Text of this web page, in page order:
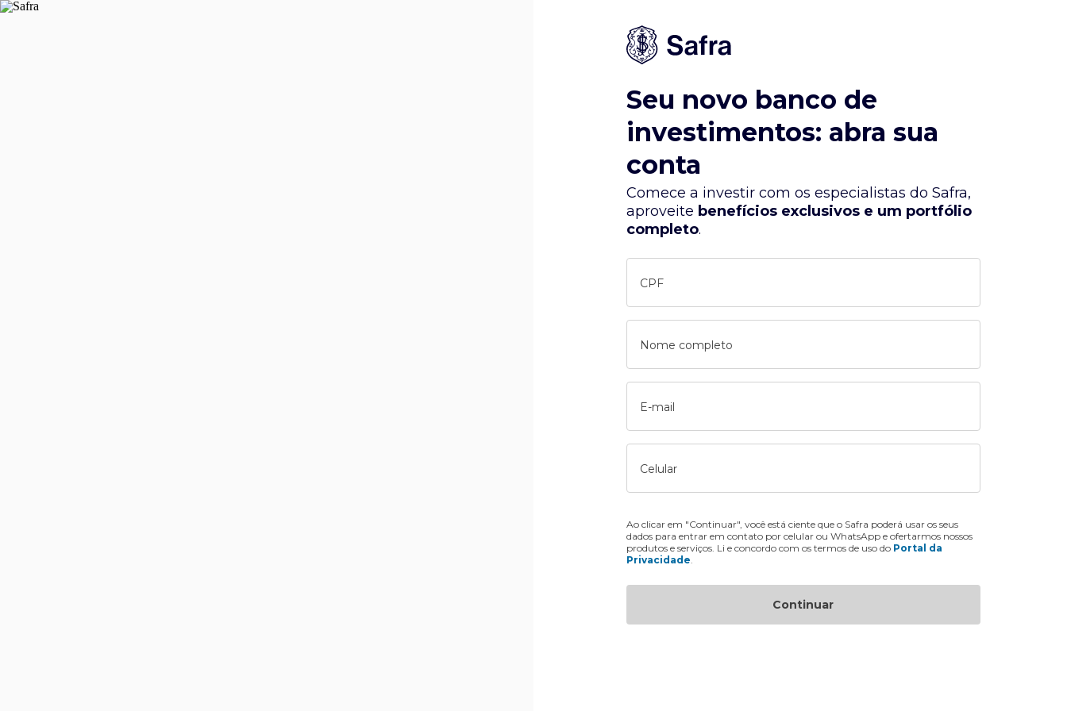
Seu novo banco de
investimentos: abra sua
conta
Comece a investir com os especialistas do Safra,
aproveite benefícios exclusivos e um portfólio
completo.
CPF
Nome completo
E-mail
Celular
Ao clicar em "Continuar", você está ciente que o Safra poderá usar os seus
dados para entrar em contato por celular ou WhatsApp e ofertarmos nossos
produtos e serviços. Li e concordo com os termos de uso do Portal da
Privacidade
Continuar